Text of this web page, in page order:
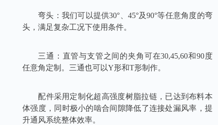
弯头：我们可以提供30°、45°及90°等任意角度的弯
头，满足复杂工况下使用条件。
三通：直管与支管之间的夹角可在30,45,60和90度
任意角定制。三通也可以Y形和T形制作。
配件采用定制化超高强度树脂拉链，已达到布料本
体强度，同时极小的啮合间隙降低了连接处漏风率，提
升通风系统整体效率。